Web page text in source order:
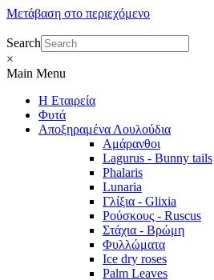
Μετάβαση στο περιεχόμενο
Search
×
Main Menu
Η Εταιρεία
Φυτά
Αποξηραμένα Λουλούδια
Αμάρανθοι
Lagurus - Bunny tails
Phalaris
Lunaria
Γλίξια - Glixia
Ρούσκους - Ruscus
Στάχια - Βρώμη
Φυλλώματα
Ice dry roses
Palm Leaves